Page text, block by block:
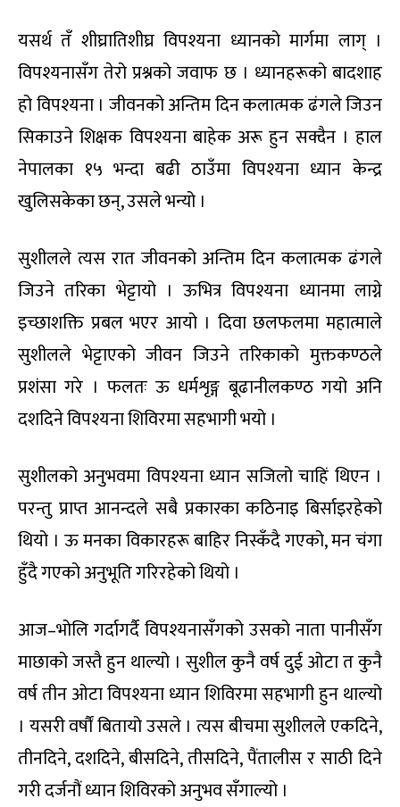
यसर्थ तँ शीघ्रातिशीघ्र विपश्यना ध्यानको मार्गमा लाग् ।
विपश्यनासँग तेरो प्रश्नको जवाफ छ । ध्यानहरूको बादशाह
हो विपश्यना । जीवनको अन्तिम दिन कलात्मक ढंगले जिउन
सिकाउने शिक्षक विपश्यना बाहेक अरू हुन सक्दैन । हाल
नेपालका १५ भन्दा बढी ठाउँमा विपश्यना ध्यान केन्द्र
खुलिसकेका छन्, उसले भन्यो ।
सुशीलले त्यस रात जीवनको अन्तिम दिन कलात्मक ढंगले
जिउने तरिका भेट्टायो । ऊभित्र विपश्यना ध्यानमा लाग्ने
इच्छाशक्ति प्रबल भएर आयो । दिवा छलफलमा महात्माले
सुशीलले भेट्टाएको जीवन जिउने तरिकाको मुक्तकण्ठले
प्रशंसा गरे । फलतः ऊ धर्मशृङ्ग बूढानीलकण्ठ गयो अनि
दशदिने विपश्यना शिविरमा सहभागी भयो ।
सुशीलको अनुभवमा विपश्यना ध्यान सजिलो चाहिं थिएन ।
परन्तु प्राप्त आनन्दले सबै प्रकारका कठिनाइ बिर्साइरहेको
थियो । ऊ मनका विकारहरू बाहिर निस्कँदै गएको, मन चंगा
हुँदै गएको अनुभूति गरिरहेको थियो ।
आज–भोलि गर्दागर्दै विपश्यनासँगको उसको नाता पानीसँग
माछाको जस्तै हुन थाल्यो । सुशील कुनै वर्ष दुई ओटा त कुनै
वर्ष तीन ओटा विपश्यना ध्यान शिविरमा सहभागी हुन थाल्यो
। यसरी वर्षौं बितायो उसले । त्यस बीचमा सुशीलले एकदिने,
तीनदिने, दशदिने, बीसदिने, तीसदिने, पैंतालीस र साठी दिने
गरी दर्जनौं ध्यान शिविरको अनुभव सँगाल्यो ।